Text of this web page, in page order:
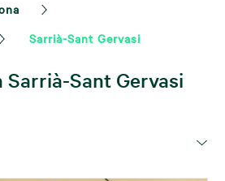
Sarrià-Sant Gervasi
Sarrià-Sant Gervasi